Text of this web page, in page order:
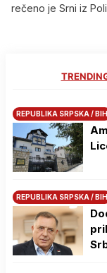
rečeno je Srni iz
REPUBLIKA SRPSKA / BIH
REPUBLIKA SRPSKA / BIH